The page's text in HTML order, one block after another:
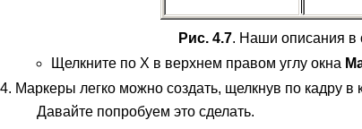
Рис. 4.7. Наши описания в
Щелкните по X в верхнем правом углу окна
Маркеры легко можно создать, щелкнув по кадру в
Давайте попробуем это сделать.